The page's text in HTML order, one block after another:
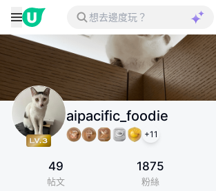
aipacific_foodie
+11
49
帖文
1875
粉絲